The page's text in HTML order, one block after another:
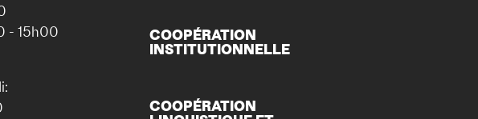
- 15h00
COOPÉRATION
INSTITUTIONNELLE
COOPÉRATION